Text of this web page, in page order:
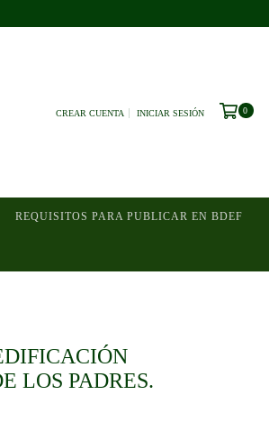
CREAR CUENTA INICIAR SESIÓN 0
REQUISITOS PARA PUBLICAR EN BDEF
LOS PADRES.